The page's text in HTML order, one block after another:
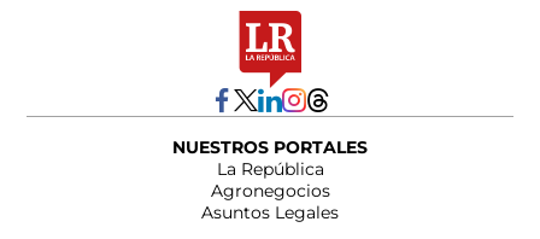
NUESTROS PORTALES
La República
Agronegocios
Asuntos Legales